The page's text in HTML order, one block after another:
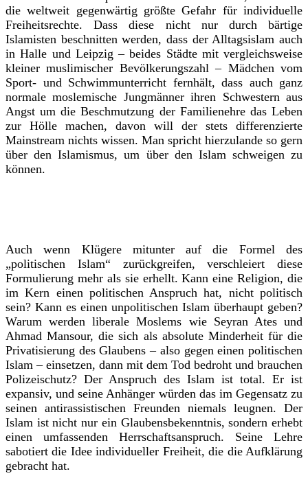
die weltweit gegenwärtig größte Gefahr für individuelle
Freiheitsrechte. Dass diese nicht nur durch bärtige
Islamisten beschnitten werden, dass der Alltagsislam auch
in Halle und Leipzig – beides Städte mit vergleichsweise
kleiner muslimischer Bevölkerungszahl – Mädchen vom
Sport- und Schwimmunterricht fernhält, dass auch ganz
normale moslemische Jungmänner ihren Schwestern aus
Angst um die Beschmutzung der Familienehre das Leben
zur Hölle machen, davon will der stets differenzierte
Mainstream nichts wissen. Man spricht hierzulande so gern
über den Islamismus, um über den Islam schweigen zu
können.
Auch wenn Klügere mitunter auf die Formel des
„politischen Islam“ zurückgreifen, verschleiert diese
Formulierung mehr als sie erhellt. Kann eine Religion, die
im Kern einen politischen Anspruch hat, nicht politisch
sein? Kann es einen unpolitischen Islam überhaupt geben?
Warum werden liberale Moslems wie Seyran Ates und
Ahmad Mansour, die sich als absolute Minderheit für die
Privatisierung des Glaubens – also gegen einen politischen
Islam – einsetzen, dann mit dem Tod bedroht und brauchen
Polizeischutz? Der Anspruch des Islam ist total. Er ist
expansiv, und seine Anhänger würden das im Gegensatz zu
seinen antirassistischen Freunden niemals leugnen. Der
Islam ist nicht nur ein Glaubensbekenntnis, sondern erhebt
einen umfassenden Herrschaftsanspruch. Seine Lehre
sabotiert die Idee individueller Freiheit, die die Aufklärung
gebracht hat.